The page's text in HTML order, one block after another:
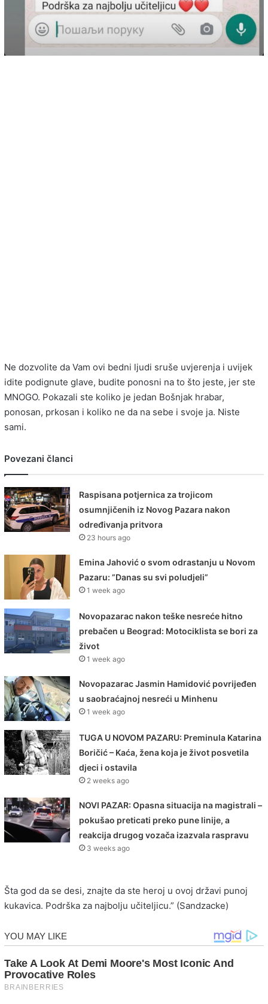
Ne dozvolite da Vam ovi bedni ljudi sruše uvjerenja i uvijek
idite podignute glave, budite ponosni na to što jeste, jer ste
MNOGO. Pokazali ste koliko je jedan Bošnjak hrabar,
ponosan, prkosan i koliko ne da na sebe i svoje ja. Niste
sami.
Povezani članci
Raspisana potjernica za trojicom
osumnjičenih iz Novog Pazara nakon
određivanja pritvora
23 hours ago
Emina Jahović o svom odrastanju u Novom
Pazaru: ”Danas su svi poludjeli”
1 week ago
Novopazarac nakon teške nesreće hitno
prebačen u Beograd: Motociklista se bori za
život
1 week ago
Novopazarac Jasmin Hamidović povrijeđen
u saobraćajnoj nesreći u Minhenu
1 week ago
TUGA U NOVOM PAZARU: Preminula Katarina
Boričić – Kaća, žena koja je život posvetila
djeci i ostavila
2 weeks ago
NOVI PAZAR: Opasna situacija na magistrali –
pokušao preticati preko pune linije, a
reakcija drugog vozača izazvala raspravu
3 weeks ago
Šta god da se desi, znajte da ste heroj u ovoj državi punoj
kukavica. Podrška za najbolju učiteljicu.” (Sandzacke)